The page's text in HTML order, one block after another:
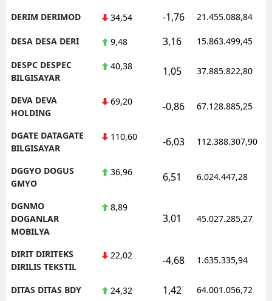
DERIM DERIMOD 34,54 -1,76 21.455.088,84
DESA DESA DERI 9,48 3,16 15.863.499,45
DESPC DESPEC
BILGISAYAR
40,38 1,05 37.885.822,80
DEVA DEVA
HOLDING
69,20 -0,86 67.128.885,25
DGATE DATAGATE
BILGISAYAR
110,60 -6,03 112.388.307,90
DGGYO DOGUS
GMYO
36,96 6,51 6.024.447,28
DGNMO
DOGANLAR
MOBILYA
8,89
3,01 45.027.285,27
DIRIT DIRITEKS
DIRILIS TEKSTIL
22,02 -4,68 1.635.335,94
DITAS DITAS BDY 24,32 1,42 64.001.056,72